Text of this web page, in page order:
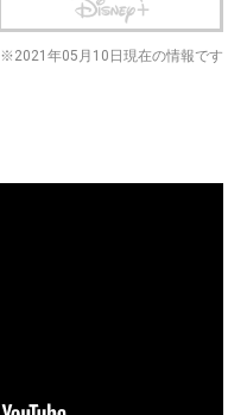
※2021年05月10日現在の情報です